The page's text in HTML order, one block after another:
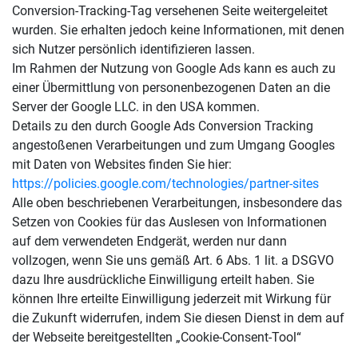
Conversion-Tracking-Tag versehenen Seite weitergeleitet
wurden. Sie erhalten jedoch keine Informationen, mit denen
sich Nutzer persönlich identifizieren lassen.
Im Rahmen der Nutzung von Google Ads kann es auch zu
einer Übermittlung von personenbezogenen Daten an die
Server der Google LLC. in den USA kommen.
Details zu den durch Google Ads Conversion Tracking
angestoßenen Verarbeitungen und zum Umgang Googles
mit Daten von Websites finden Sie hier:
https://policies.google.com/technologies/partner-sites
Alle oben beschriebenen Verarbeitungen, insbesondere das
Setzen von Cookies für das Auslesen von Informationen
auf dem verwendeten Endgerät, werden nur dann
vollzogen, wenn Sie uns gemäß Art. 6 Abs. 1 lit. a DSGVO
dazu Ihre ausdrückliche Einwilligung erteilt haben. Sie
können Ihre erteilte Einwilligung jederzeit mit Wirkung für
die Zukunft widerrufen, indem Sie diesen Dienst in dem auf
der Webseite bereitgestellten „Cookie-Consent-Tool“